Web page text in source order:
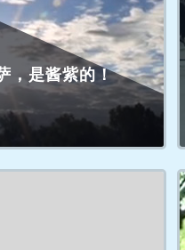
，是酱紫的！